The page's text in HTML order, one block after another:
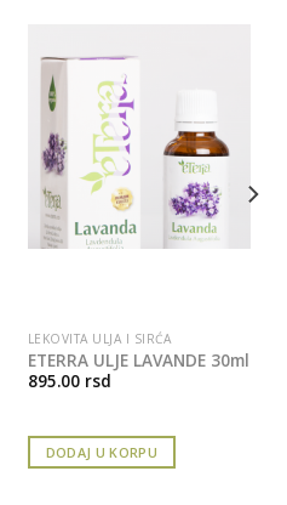
LEKOVITA ULJA I SIRĆA
ETERRA ULJE LAVANDE 30ml
895.00 rsd
DODAJ U KORPU